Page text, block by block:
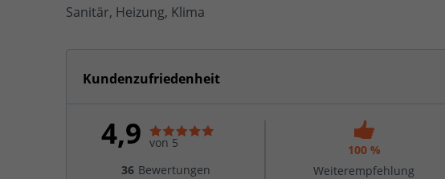
Sanitär, Heizung, Klima
Kundenzufriedenheit
4,9 von 5
36 Bewertungen
100 %
Weiterempfehlung